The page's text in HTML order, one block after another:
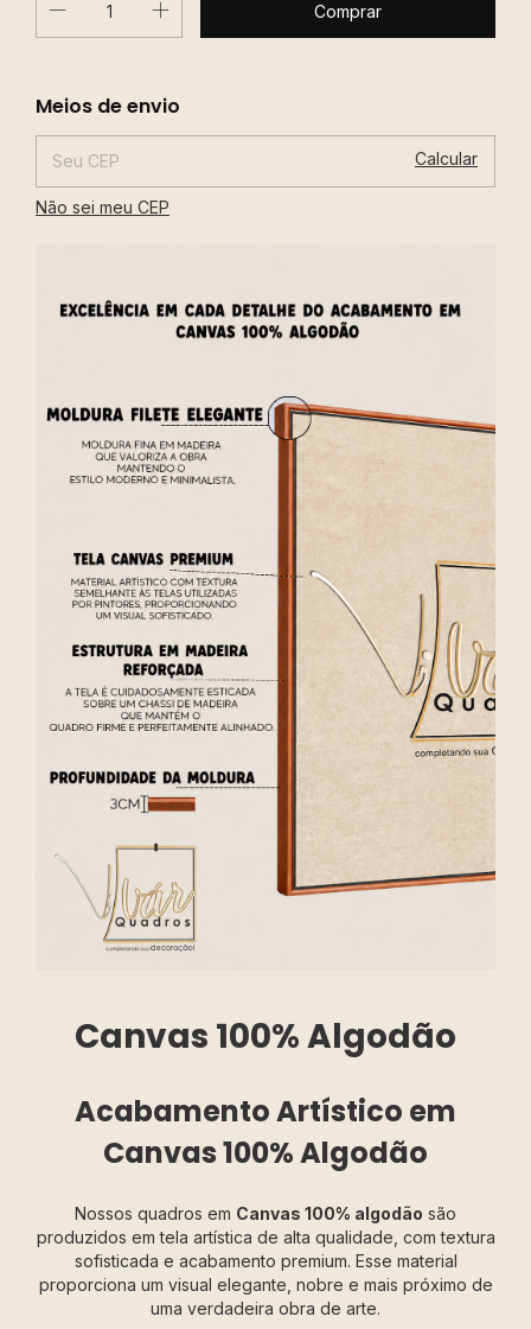
Entregas para o CEP:
Meios de envio
Calcular
Não sei meu CEP
Canvas 100% Algodão
Acabamento Artístico em
Canvas 100% Algodão
Nossos quadros em Canvas 100% algodão são
produzidos em tela artística de alta qualidade, com textura
sofisticada e acabamento premium. Esse material
proporciona um visual elegante, nobre e mais próximo de
uma verdadeira obra de arte.